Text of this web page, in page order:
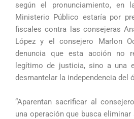
según el pronunciamiento, en
Ministerio Público estaría por
fiscales contra las consejeras
López y el consejero Marlon
denuncia que esta acción no
legítimo de justicia, sino a una
desmantelar la independencia del
“Aparentan sacrificar al
una operación que busca